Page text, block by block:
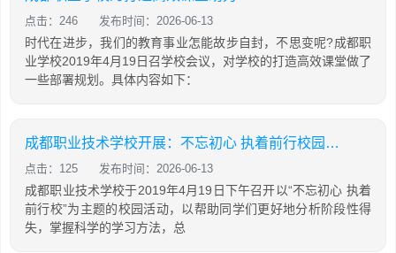
点击：246 发布时间：2026-06-13
时代在进步，我们的教育事业怎能故步自封，不思变呢?成都职
业学校2019年4月19日召学校会议，对学校的打造高效课堂做了
一些部署规划。具体内容如下：
成都职业技术学校开展：不忘初心 执着前行校园活动
点击：125 发布时间：2026-06-13
成都职业技术学校于2019年4月19日下午召开以“不忘初心 执着
前行校”为主题的校园活动，以帮助同学们更好地分析阶段性得
失，掌握科学的学习方法，总